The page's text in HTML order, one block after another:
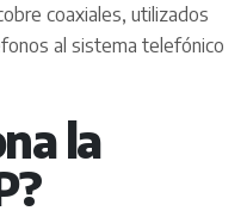
coaxiales, utilizados
al sistema telefónico
la